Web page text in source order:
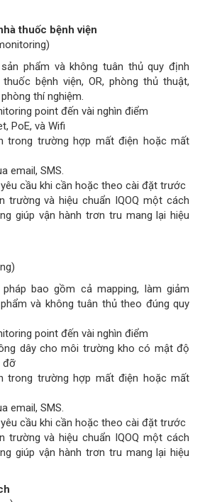
thuốc bệnh viện
phẩm và không tuân thủ quy định
bệnh viện, OR, phòng thủ thuật,
thí nghiệm.
point đến vài nghìn điểm
PoE, và Wifi
trong trường hợp mất điện hoặc mất
email, SMS.
cầu khi cần hoặc theo cài đặt trước
trường và hiệu chuẩn IQOQ một cách
giúp vận hành trơn tru mang lại hiệu
bao gồm cả mapping, làm giảm
và không tuân thủ theo đúng quy
point đến vài nghìn điểm
dây cho môi trường kho có mật độ
đỡ
trong trường hợp mất điện hoặc mất
email, SMS.
cầu khi cần hoặc theo cài đặt trước
trường và hiệu chuẩn IQOQ một cách
giúp vận hành trơn tru mang lại hiệu